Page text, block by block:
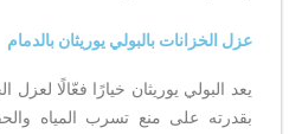
عزل الخزانات بالبولي يوريثان بالدمام
يعد البولي يوريثان خيارًا فعّالًا
بقدرته على منع تسرب المياه